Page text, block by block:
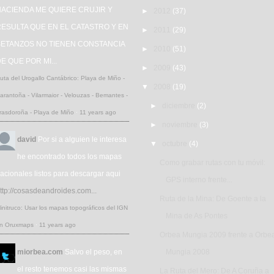
ME QUIERE CRUJIR Y
QUE EN EL CATASTRO Y EN
NO TIENEN CONSTANCIA
QUE POR MI...
del Urogallo Cantábrico: Playa de Miño -
- Vilarmaior - Velouzas - Bemantes -
- Playa de Miño · 11 years ago
david Por si a alguien le interesa
he encontrado todos los mapas
listos para descargar aqui
cosasdeandroides.com...
Usar los mapas topográficos del IGN
Oruxmaps · 11 years ago
miorbea.com Salvo el peso, en
el resto tenemos casi las mismas
► (37)
► (29)
► (51)
► (43)
▼ (19)
► (2)
► (3)
▼ (4)